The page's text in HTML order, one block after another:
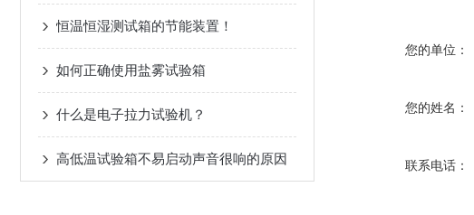
恒温恒湿测试箱的节能装置！
如何正确使用盐雾试验箱
什么是电子拉力试验机？
高低温试验箱不易启动声音很响的原因
您的单位：
您的姓名：
联系电话：